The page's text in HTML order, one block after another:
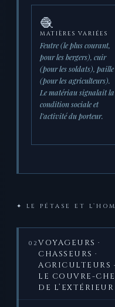
🧶
MATIÈRES VARIÉES
Feutre (le plus courant,
pour les bergers), cuir
(pour les soldats), paille
(pour les agriculteurs).
Le matériau signalait la
condition sociale et
l’activité du porteur.
✦ LE PÉTASE ET
02 VOYAGEURS ·
CHASSEURS ·
AGRICULTEURS
LE COUVRE-
DE L’EXTÉRIEUR